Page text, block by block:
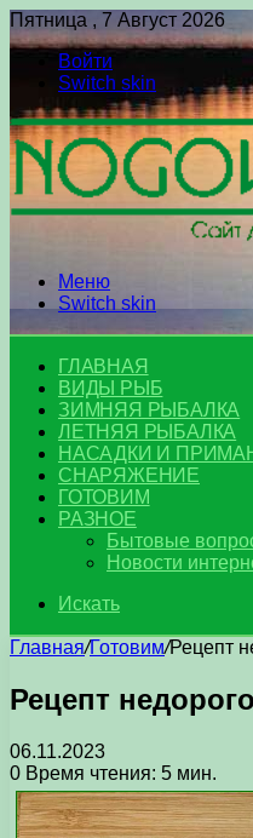
Пятница , 7 Август 2026
Войти
Switch skin
Меню
Switch skin
ГЛАВНАЯ
ВИДЫ РЫБ
ЗИМНЯЯ РЫБАЛКА
ЛЕТНЯЯ РЫБАЛКА
НАСАДКИ И
СНАРЯЖЕНИЕ
ГОТОВИМ
РАЗНОЕ
Бытовые
Новости
Искать
Главная/Готовим/Рецепт
Рецепт
06.11.2023
0 Время чтения: 5 мин.